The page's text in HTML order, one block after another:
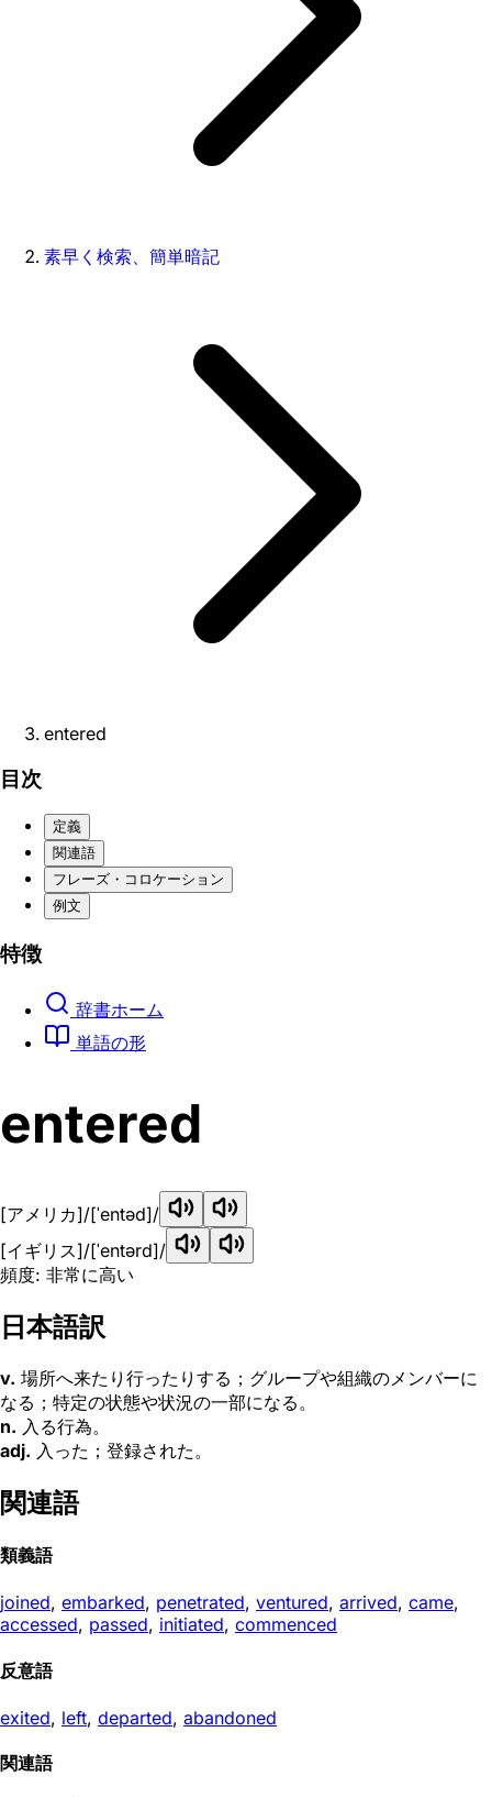
素早く検索、簡単暗記
entered
目次
定義
関連語
フレーズ・コロケーション
例文
特徴
辞書ホーム
単語の形
entered
[アメリカ]/[ˈentəd]/
[イギリス]/[ˈentərd]/
頻度: 非常に高い
日本語訳
v. 場所へ来たり行ったりする；グループや組織のメンバーに
なる；特定の状態や状況の一部になる。
n. 入る行為。
adj. 入った；登録された。
関連語
類義語
joined, embarked, penetrated, ventured, arrived, came,
accessed, passed, initiated, commenced
反意語
exited, left, departed, abandoned
関連語